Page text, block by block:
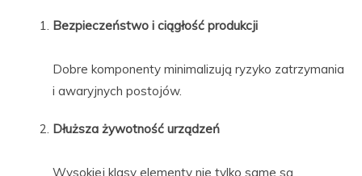
Bezpieczeństwo i ciągłość produkcji
Dobre komponenty minimalizują ryzyko zatrzymania
i awaryjnych postojów.
Dłuższa żywotność urządzeń
Wysokiej klasy elementy nie tylko same są